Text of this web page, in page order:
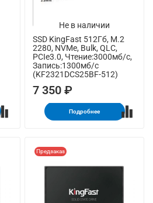
Не в наличии
SSD KingFast 512Гб, M.2
2280, NVMe, Bulk, QLC,
PCIe3.0, Чтение:3000мб/с,
Запись:1300мб/с
(KF2321DCS25BF-512)
7 350 ₽
Подробнее
Предзаказ